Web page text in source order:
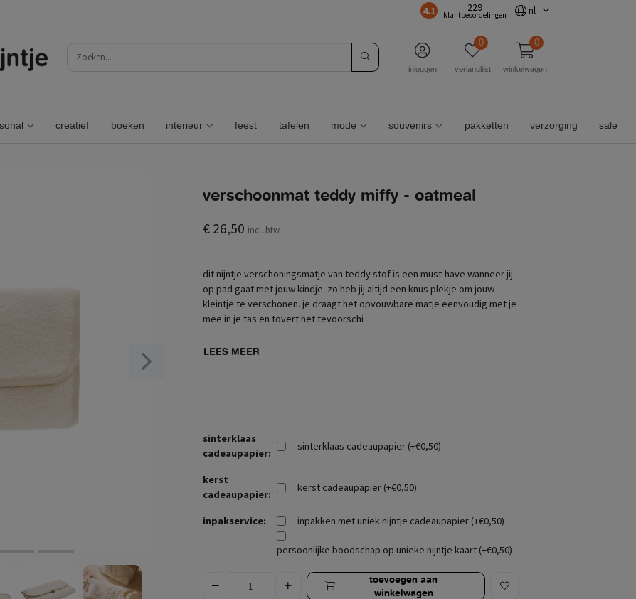
4.1 229
klantbeoordelingen nl
inloggen
0
verlanglijst
0
winkelwagen
creatief boeken interieur feest tafelen mode souvenirs pakketten verzorging sale
verschoonmat teddy miffy - oatmeal
€ 26,50 incl. btw
dit nijntje verschoningsmatje van teddy stof is een must-have wanneer jij
op pad gaat met jouw kindje. zo heb jij altijd een knus plekje om jouw
kleintje te verschonen. je draagt het opvouwbare matje eenvoudig met je
mee in je tas en tovert het tevoorschi
LEES MEER
sinterklaas
cadeaupapier:
sinterklaas cadeaupapier (+€0,50)
kerst
cadeaupapier:
kerst cadeaupapier (+€0,50)
inpakservice: inpakken met uniek nijntje cadeaupapier (+€0,50)
persoonlijke boodschap op unieke nijntje kaart (+€0,50)
toevoegen aan
winkelwagen